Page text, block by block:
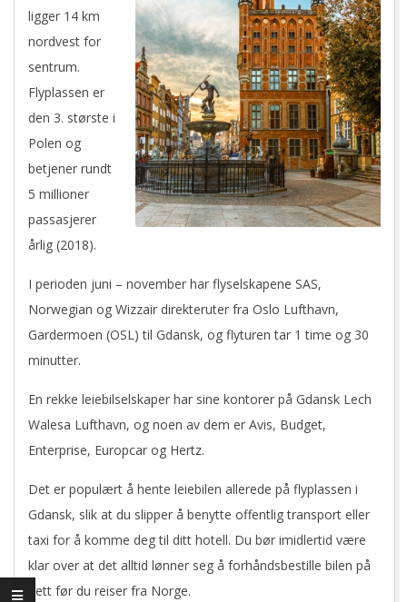
ligger 14 km
nordvest for
sentrum.
Flyplassen er
den 3. største i
Polen og
betjener rundt
5 millioner
passasjerer
årlig (2018).
I perioden juni – november har flyselskapene SAS,
Norwegian og Wizzair direkteruter fra Oslo Lufthavn,
Gardermoen (OSL) til Gdansk, og flyturen tar 1 time og 30
minutter.
En rekke leiebilselskaper har sine kontorer på Gdansk Lech
Walesa Lufthavn, og noen av dem er Avis, Budget,
Enterprise, Europcar og Hertz.
Det er populært å hente leiebilen allerede på flyplassen i
Gdansk, slik at du slipper å benytte offentlig transport eller
taxi for å komme deg til ditt hotell. Du bør imidlertid være
klar over at det alltid lønner seg å forhåndsbestille bilen på
nett før du reiser fra Norge.